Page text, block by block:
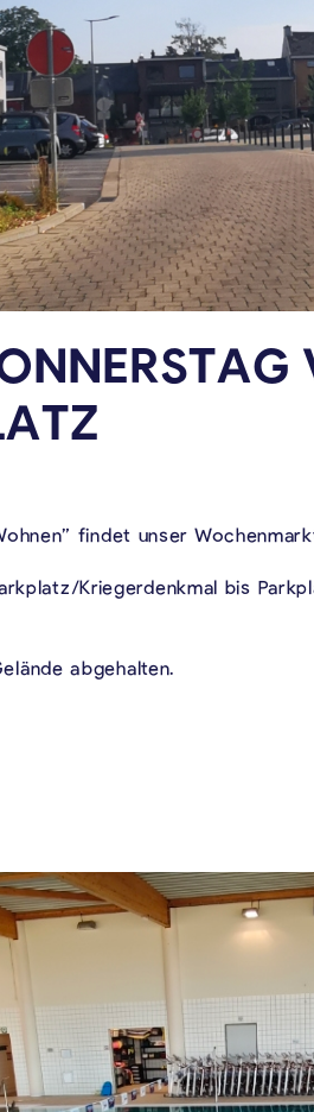
findet unser
Kriegerdenkmal bis
abgehalten.